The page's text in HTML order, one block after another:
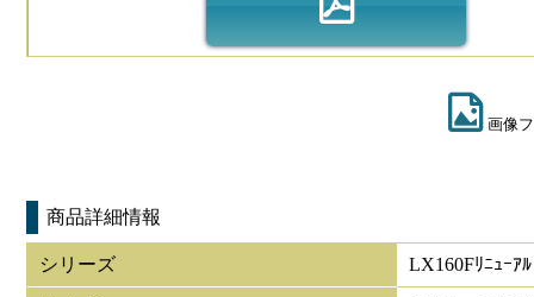
画像
商品詳細情報
シリーズ LX160Fﾘﾆｭｰｱﾙ